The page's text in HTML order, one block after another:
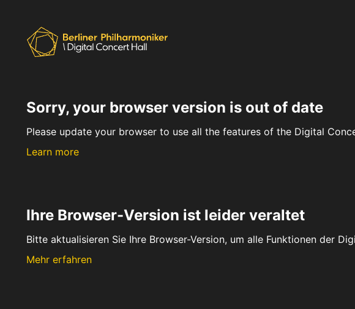
Sorry, your browser version is out of date
Please update your browser to use all the features of the Digital
Learn more
Ihre Browser-Version ist leider veraltet
Bitte aktualisieren Sie Ihre Browser-Version, um alle Funktionen der
Mehr erfahren